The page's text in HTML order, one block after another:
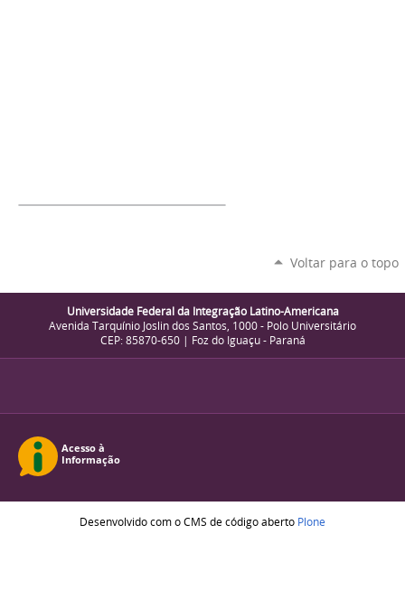
Voltar para o topo
Universidade Federal da Integração Latino-Americana
Avenida Tarquínio Joslin dos Santos, 1000 - Polo Universitário
CEP: 85870-650 | Foz do Iguaçu - Paraná
Desenvolvido com o CMS de código aberto Plone